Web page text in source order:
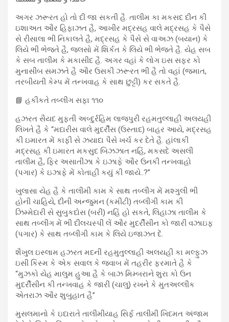
અગર ઝરૂરત હો તો દી જા સકતી હૈ. તાલીમ કા મકસદ દીન કી
ઇશાઅત ઔર હિફાઝત હૈ, આખીર મદ્રસહ વાલે મદ્રસહ કે પૈસે
સે રીસાલા ભી નિકાલતે હૈ, મદ્રસહ કે પૈસે સે વાઅઝ (બયાન) કે
લિયે ભી ભેજતે હૈ, જલસો મેં શિર્કત કે લિયે ભી ભેજતે હૈ. યેહ સબ
કે સબ તાલીમ કે મકાસીદ હૈ. અગર વહાં કે લોગ ઇસ સફર કો
મુનાસીબ સમઝતે હૈ ઔર ઉસકી ઝરૂરત ભી હૈ તો વહાં (જમાત,
તરબીયતી કેમ્પ મેં તન્ખવાહ કે સાથ છુટ્ટી) કર સકતે હૈ.
📘 હકીકતે તબ્લીગ સફા ૧૧૦
હઝરત સૈયદ મુફતી અબ્દુર્રહિમ લાજપુરી રહમતુલ્લાહી અલયહી
લિખતે હૈ કે “મદારીસ વાલે મુદર્રીસ (ઉસ્તાદ) બાહર આયે, મદ્રસહ
કી ઇમારત મેં કાફી સે ઝયાદા પૈસે ખર્ચ કર દેતે હૈ. હાંલાકી
મદ્રસહ કી ઇમારત મકસુદ બિઝઝાત નહિં, મકસદે અસલી
તાલીમ હૈ, ફિર અસાતીઝા કે ઇઝાફે ઔર ઉનકી તન્ખવાહો
(પગાર) કે ઇઝાફે મેં કોતાહી કયું કી જાયે..?”
ખુલાસા યેહ હૈ કે તાલીમી કામ કે સાથ તબ્લીગ મેં મશ્ગુલી ભી
હોની ચાહિયે, દીની અન્જુમન (કમીટી) તબ્લીગી કામ કી
ઝિમ્મેદારી સે સુબુકદોસ (બરી) નહિં હો સકતે, લિહાઝા તાલીમ કે
સાથ તબ્લીગ મેં ભી દીલચસ્પી લેં ઔર મુદર્રીસીન કો જારી વઝાઇફ
(પગાર) કે સાથ તબ્લીગી કામ કે લિયે ઇજાઝત દેં.
શૈખુલ ઇસ્લામ હઝરત મદની રહમુતુલ્લાહી અલયહી કા મલ્ફુઝ
ઇસી કિસ્મ કે એક સવાલ કે જવાબ મેં તહરીર ફરમાતે હૈ કે
“મુઝકો યેહ માલુમ હુઆ હૈ કે બાઝ મિમ્બરાને શુરા કો ઉન
મુદર્રીસીન કી તન્ખવાહ કે જારી (ચાલુ) રખને કે મુતઅલ્લીક
એતરાઝ ઔર શુબુહાત હૈ”
મુસલમાનો કે ઇદારાતે તાલીમીયાહ સિર્ફ તાલીમી ખિદમત અંજામ